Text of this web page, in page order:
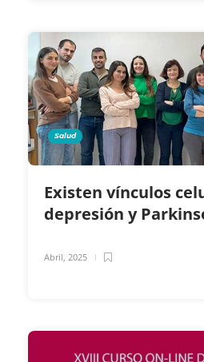
Salud
Existen vínculos
depresión y
Abril, 2025